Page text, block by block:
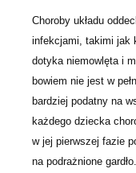
Choroby układu
infekcjami, takimi jak
dotyka niemowlęta i
bowiem nie jest w
bardziej podatny na
każdego dziecka
w jej pierwszej fazie
na podrażnione